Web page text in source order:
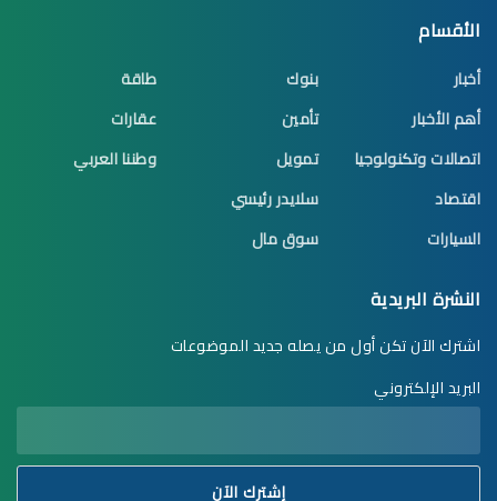
الأقسام
أخبار
أهم الأخبار
اتصالات وتكنولوجيا
اقتصاد
السيارات
بنوك
تأمين
تمويل
سلايدر رئيسي
سوق مال
طاقة
عقارات
وطننا العربي
النشرة البريدية
اشترك الآن تكن أول من يصله جديد الموضوعات
البريد الإلكتروني